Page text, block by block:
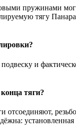
пружинами
тягу
и
тяги?
отсоединяют,